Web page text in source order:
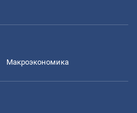
Mакроэкономика